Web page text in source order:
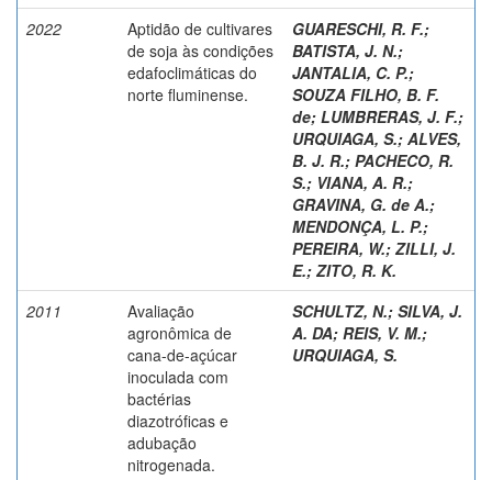
2022
Aptidão de cultivares
de soja às condições
edafoclimáticas do
norte fluminense.
GUARESCHI, R. F.;
BATISTA, J. N.;
JANTALIA, C. P.;
SOUZA FILHO, B. F.
de; LUMBRERAS, J. F.;
URQUIAGA, S.; ALVES,
B. J. R.; PACHECO, R.
S.; VIANA, A. R.;
GRAVINA, G. de A.;
MENDONÇA, L. P.;
PEREIRA, W.; ZILLI, J.
E.; ZITO, R. K.
2011
Avaliação
agronômica de
cana-de-açúcar
inoculada com
bactérias
diazotróficas e
adubação
nitrogenada.
SCHULTZ, N.; SILVA, J.
A. DA; REIS, V. M.;
URQUIAGA, S.